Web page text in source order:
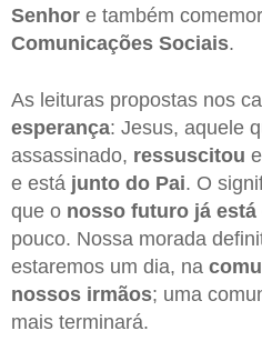
Senhor e também
Comunicações Sociais.
As leituras propostas nos
esperança: Jesus, aquele
assassinado, ressuscitou
e está junto do Pai. O
que o nosso futuro já
pouco. Nossa morada
estaremos um dia, na
nossos irmãos; uma
mais terminará.